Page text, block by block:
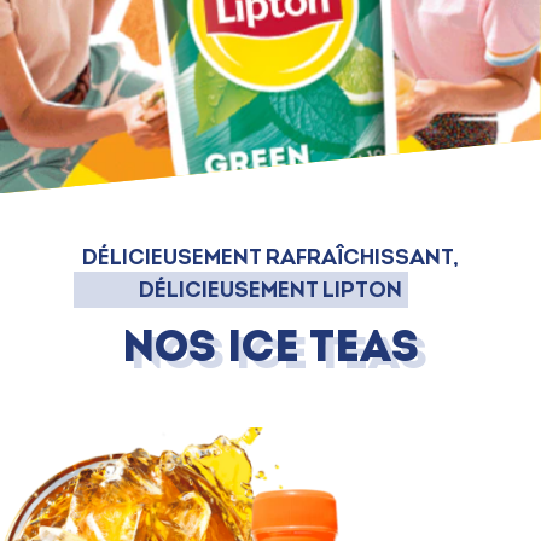
DÉLICIEUSEMENT RAFRAÎCHISSANT,
DÉLICIEUSEMENT LIPTON
Nos Ice Teas